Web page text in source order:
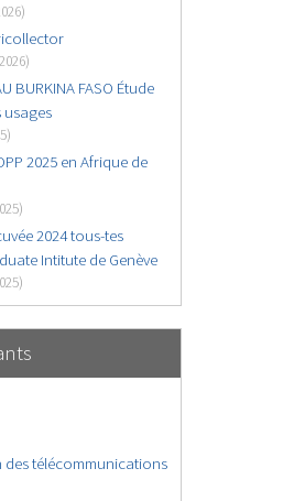
BURKINA FASO Étude
usages
2025 en Afrique de
2024 tous-tes
Intitute de Genève
télécommunications